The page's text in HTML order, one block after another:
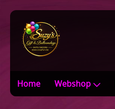
Home Webshop